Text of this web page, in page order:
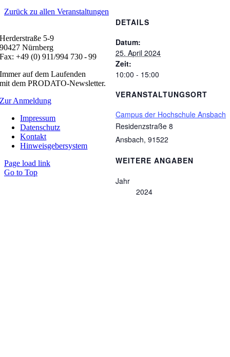
DETAILS
Datum:
25. April 2024
Zeit:
10:00 - 15:00
VERANSTALTUNGSORT
Campus der Hochschule Ansbach
Residenzstraße 8
Ansbach, 91522
WEITERE ANGABEN
Jahr
2024
Zurück zu allen Veranstaltungen
Herderstraße 5-9
90427 Nürnberg
Fax: +49 (0) 911/994 730 - 99
Immer auf dem Laufenden
mit dem PRODATO-Newsletter.
Zur Anmeldung
Impressum
Datenschutz
Kontakt
Hinweisgebersystem
Page load link
Go to Top